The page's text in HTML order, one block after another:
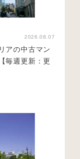
2026.08.07
アの中古マン
毎週更新：更